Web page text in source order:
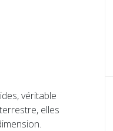
véritable
elles